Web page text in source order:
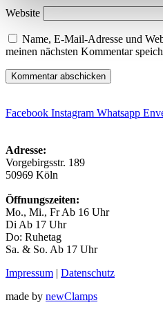
Website
Name, E-Mail-Adresse und
meinen nächsten Kommentar
Facebook Instagram Whatsapp
Adresse:
Vorgebirgsstr. 189
50969 Köln
Öffnungszeiten:
Mo., Mi., Fr Ab 16 Uhr
Di Ab 17 Uhr
Do: Ruhetag
Sa. & So. Ab 17 Uhr
Impressum | Datenschutz
made by newClamps